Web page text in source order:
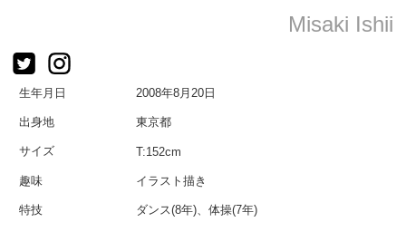
Misaki Ishii
生年月日 2008年8月20日
出身地 東京都
サイズ T:152cm
趣味 イラスト描き
特技 ダンス(8年)、体操(7年)